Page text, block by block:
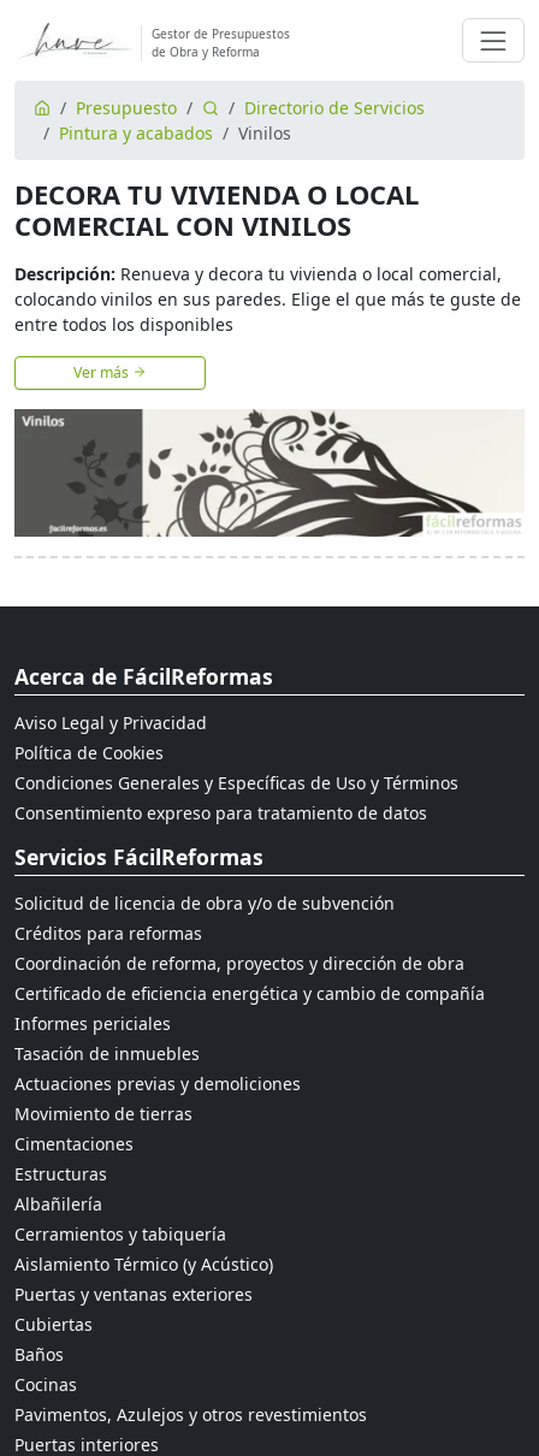
Gestor de Presupuestos
de Obra y Reforma
Presupuesto
Directorio de Servicios
Pintura y acabados
Vinilos
DECORA TU VIVIENDA O LOCAL
COMERCIAL CON VINILOS
Descripción: Renueva y decora tu vivienda o local comercial,
colocando vinilos en sus paredes. Elige el que más te guste de
entre todos los disponibles
Ver más
Acerca de FácilReformas
Aviso Legal y Privacidad
Política de Cookies
Condiciones Generales y Específicas de Uso y Términos
Consentimiento expreso para tratamiento de datos
Servicios FácilReformas
Solicitud de licencia de obra y/o de subvención
Créditos para reformas
Coordinación de reforma, proyectos y dirección de obra
Certificado de eficiencia energética y cambio de compañía
Informes periciales
Tasación de inmuebles
Actuaciones previas y demoliciones
Movimiento de tierras
Cimentaciones
Estructuras
Albañilería
Cerramientos y tabiquería
Aislamiento Térmico (y Acústico)
Puertas y ventanas exteriores
Cubiertas
Baños
Cocinas
Pavimentos, Azulejos y otros revestimientos
Puertas interiores